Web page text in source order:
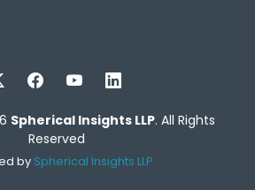
Spherical Insights LLP. All Rights
Reserved
by Spherical Insights LLP